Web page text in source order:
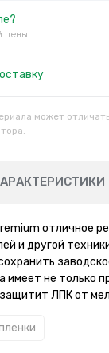
цены!
может
отличное
и другой
имеет не только
ЛПК от